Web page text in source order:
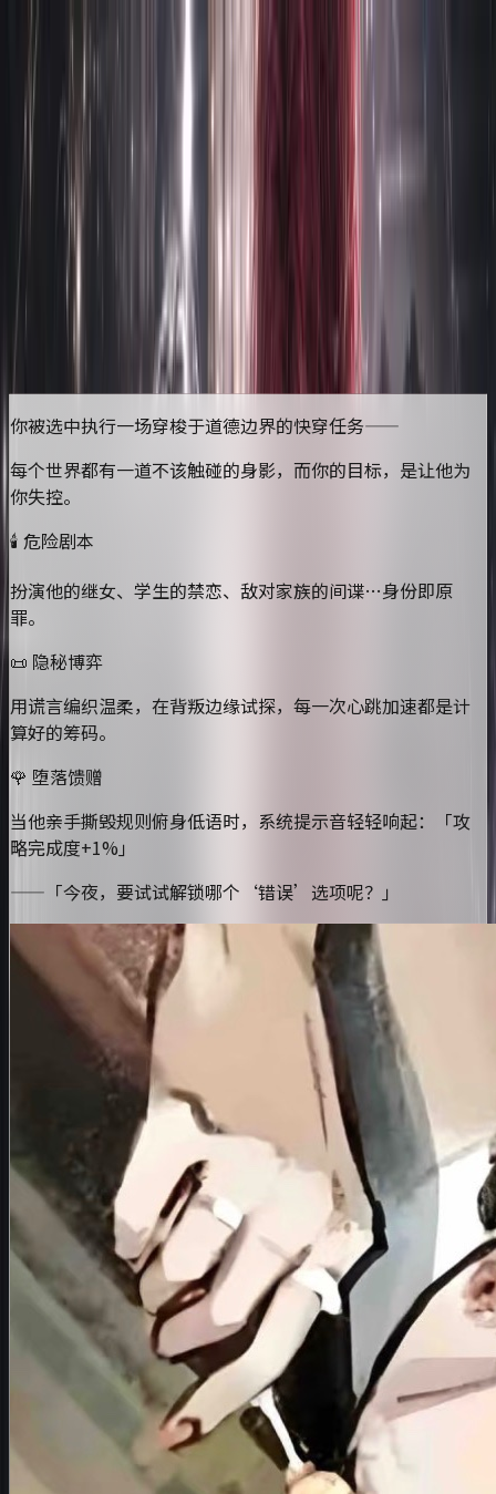
首页 排行榜
登录
TEA WORLD 快穿·禁忌攻略
开始游玩
点击任意地方开始游玩
2026/06/10
你被选中执行一场穿梭于道德边界的快穿任务——
每个世界都有一道不该触碰的身影，而你的目标，是让他为
你失控。
🕯️ 危险剧本
扮演他的继女、学生的禁恋、敌对家族的间谍…身份即原
罪。
📜 隐秘博弈
用谎言编织温柔，在背叛边缘试探，每一次心跳加速都是计
算好的筹码。
🌹 堕落馈赠
当他亲手撕毁规则俯身低语时，系统提示音轻轻响起：「攻
略完成度+1%」
——「今夜，要试试解锁哪个‘错误’选项呢？」